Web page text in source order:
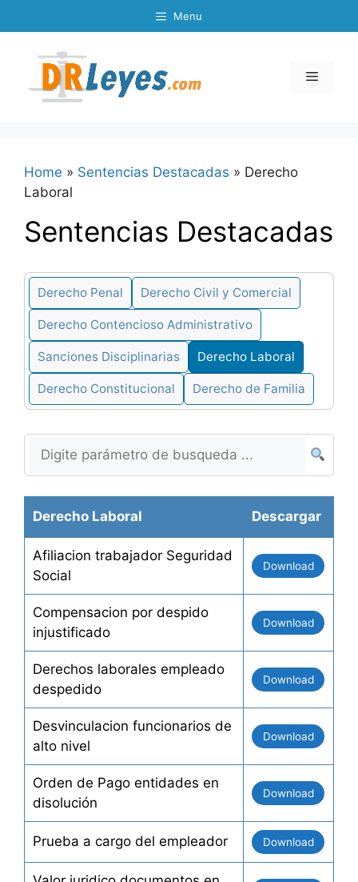
to
Menu
Menu
Home » Sentencias Destacadas » Derecho
Laboral
Sentencias Destacadas
Derecho Penal Derecho Civil y Comercial
Derecho Contencioso Administrativo
Sanciones Disciplinarias Derecho Laboral
Derecho Constitucional Derecho de Familia
Derecho Laboral Descargar
Afiliacion trabajador Seguridad
Social
Download
Compensacion por despido
injustificado
Download
Derechos laborales empleado
despedido
Download
Desvinculacion funcionarios de
alto nivel
Download
Orden de Pago entidades en
disolución
Download
Prueba a cargo del empleador Download